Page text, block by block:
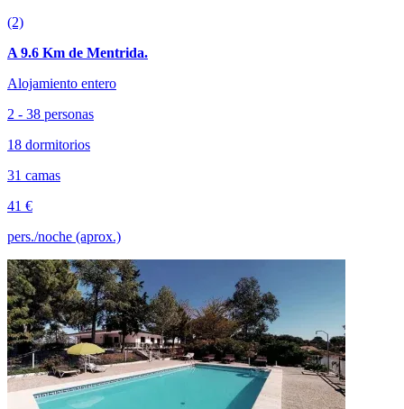
(2)
A 9.6 Km de Mentrida.
Alojamiento entero
2 - 38 personas
18 dormitorios
31 camas
41 €
pers./noche (aprox.)